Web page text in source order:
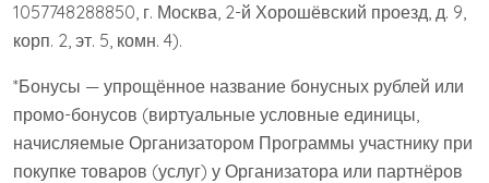
1057748288850, г. Москва, 2-й Хорошёвский проезд, д. 9,
корп. 2, эт. 5, комн. 4).
*Бонусы — упрощённое название бонусных рублей или
промо-бонусов (виртуальные условные единицы,
начисляемые Организатором Программы участнику при
покупке товаров (услуг) у Организатора или партнёров